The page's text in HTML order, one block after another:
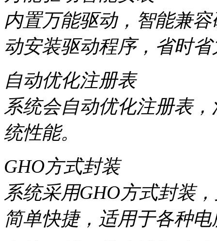
内置万能驱动，智能兼
动安装驱动程序，省时省
自动优化注册表
系统会自动优化注册表
统性能。
GHO方式封装
系统采用GHO方式封装
简单快捷，适用于各种